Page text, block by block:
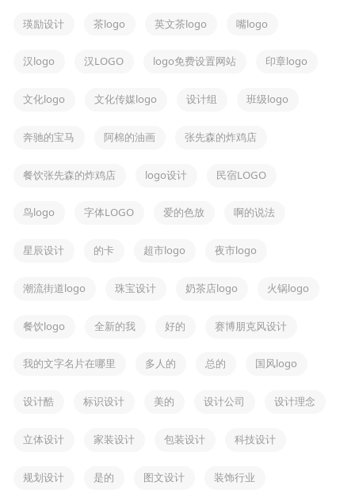
瑛励设计 茶logo 英文茶logo 嘴logo
汉logo 汉LOGO logo免费设置网站 印章logo
文化logo 文化传媒logo 设计组 班级logo
奔驰的宝马 阿棉的油画 张先森的炸鸡店
餐饮张先森的炸鸡店 logo设计 民宿LOGO
鸟logo 字体LOGO 爱的色放 啊的说法
星辰设计 的卡 超市logo 夜市logo
潮流街道logo 珠宝设计 奶茶店logo 火锅logo
餐饮logo 全新的我 好的 赛博朋克风设计
我的文字名片在哪里 多人的 总的 国风logo
设计酷 标识设计 美的 设计公司 设计理念
立体设计 家装设计 包装设计 科技设计
规划设计 是的 图文设计 装饰行业